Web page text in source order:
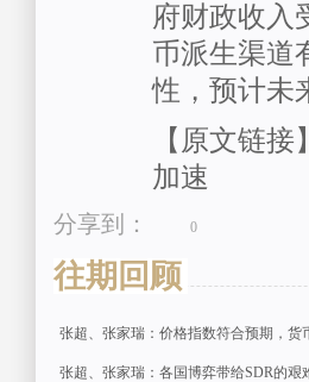
府财政收入
币派生渠道
性，预计未
【原文链
加速
分享到： 0
往期回顾
张超、张家瑞：价格指数符合预期，货
张超、张家瑞：各国博弈带给SDR的艰